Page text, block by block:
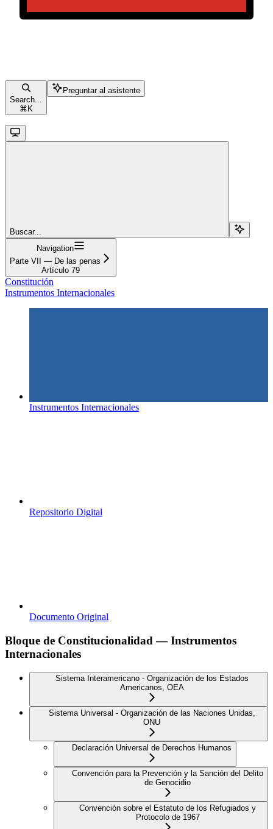
Search...
⌘ K
Preguntar al asistente
Buscar...
Navigation
Parte VII — De las penas
Artículo 79
Constitución
Instrumentos Internacionales
Instrumentos Internacionales
Repositorio Digital
Documento Original
Bloque de Constitucionalidad — Instrumentos
Internacionales
Sistema Interamericano - Organización de los Estados
Americanos, OEA
Sistema Universal - Organización de las Naciones Unidas,
ONU
Declaración Universal de Derechos Humanos
Convención para la Prevención y la Sanción del Delito
de Genocidio
Convención sobre el Estatuto de los Refugiados y
Protocolo de 1967